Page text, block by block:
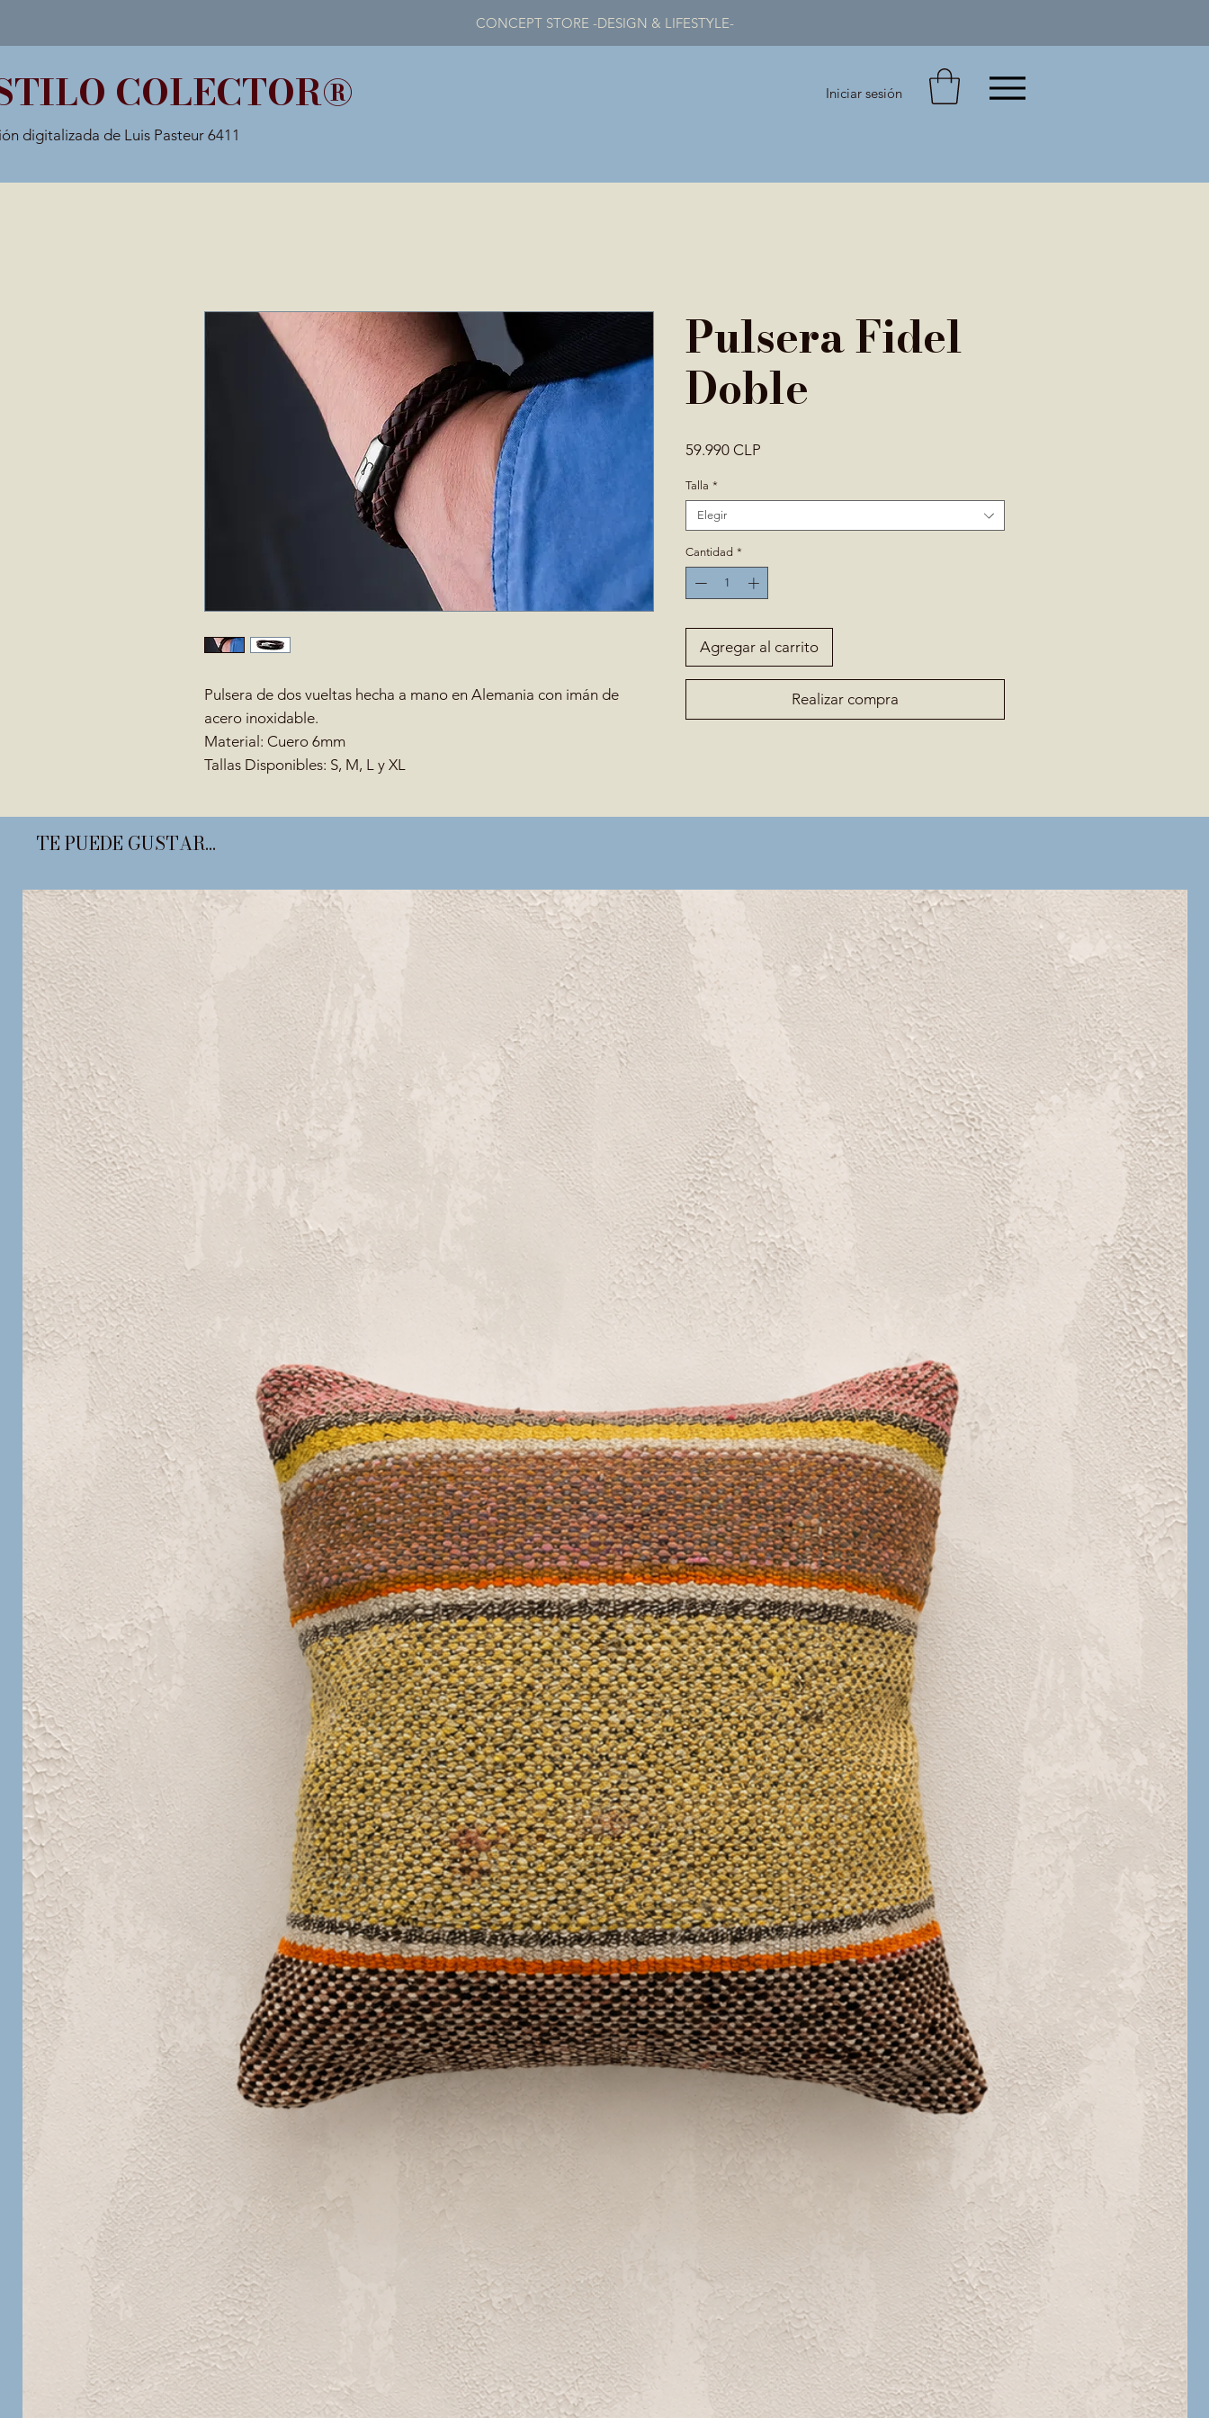
CONCEPT STORE -DESIGN & LIFESTYLE-
COLECTOR® Iniciar sesión
digitalizada de Luis Pasteur 6411
Pulsera de dos vueltas hecha a mano en Alemania con imán de
acero inoxidable.
Material: Cuero 6mm
Tallas Disponibles: S, M, L y XL
Pulsera Fidel
Doble
59.990 CLP
Talla *
Elegir
Cantidad *
Agregar al carrito
Realizar compra
TE PUEDE GUSTAR...